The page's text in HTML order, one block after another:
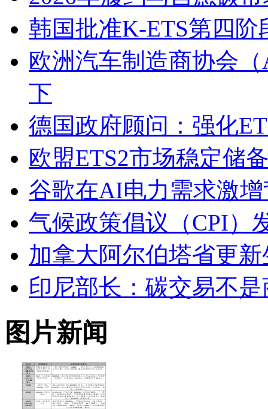
韩国批准K-ETS第四阶
欧洲汽车制造商协会
下
德国政府顾问：强化
欧盟ETS2市场稳定储
谷歌在AI电力需求激
气候政策倡议（CPI）
加拿大阿尔伯塔省更
印尼部长：碳交易不
图片新闻